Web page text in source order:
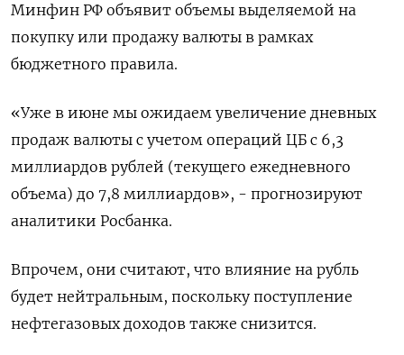
Минфин РФ объявит объемы выделяемой на
покупку или продажу валюты в рамках
бюджетного правила.
«Уже в июне мы ожидаем увеличение дневных
продаж валюты с учетом операций ЦБ с 6,3
миллиардов рублей (текущего ежедневного
объема) до 7,8 миллиардов», - прогнозируют
аналитики Росбанка.
Впрочем, они считают, что влияние на рубль
будет нейтральным, поскольку поступление
нефтегазовых доходов также снизится.